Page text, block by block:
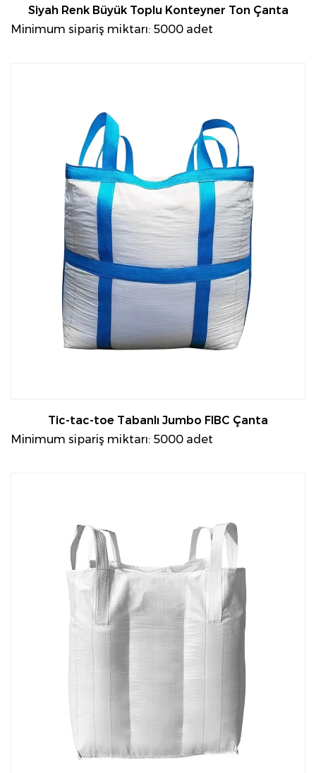
Siyah Renk Büyük Toplu Konteyner Ton Çanta
Minimum sipariş miktarı: 5000 adet
Tic-tac-toe Tabanlı Jumbo FIBC Çanta
Minimum sipariş miktarı: 5000 adet